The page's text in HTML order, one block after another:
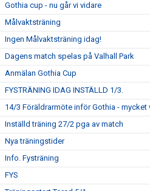
Gothia cup - nu går vi vidare
Målvaktsträning
Ingen Målvaktsträning idag!
Dagens match spelas på Valhall Park
Anmälan Gothia Cup
FYSTRÄNING IDAG INSTÄLLD 1/3.
14/3 Föräldrarmöte inför Gothia - mycket
Inställd träning 27/2 pga av match
Nya träningstider
Info. Fysträning
FYS